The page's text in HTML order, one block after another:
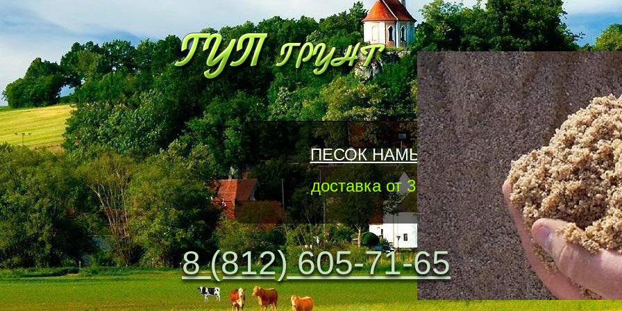
8 (812) 605-71-65
ПЕСОК НАМЫВНОЙ
доставка от 3 кубов